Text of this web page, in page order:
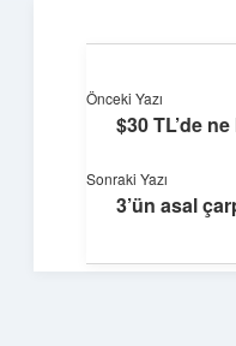
Yumuşak
Dijital
Önceki Yazı
$30 TL’de
Sonraki Yazı
3’ün asal